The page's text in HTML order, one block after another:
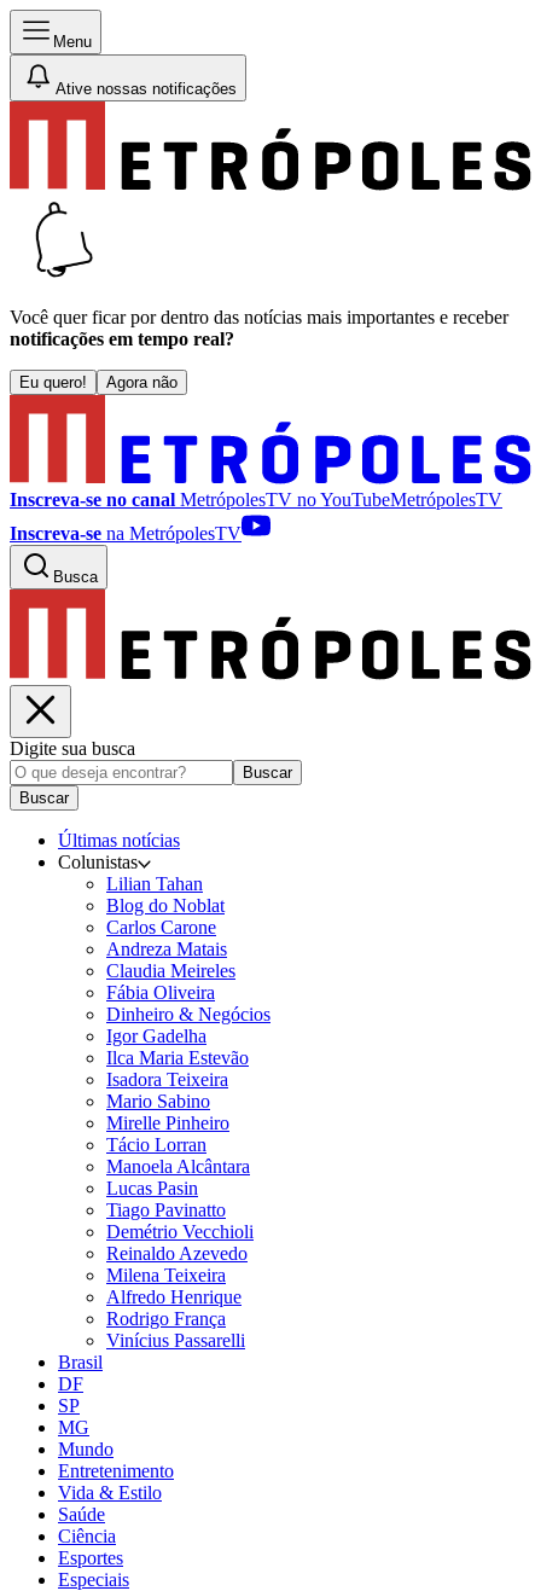
Menu
Ative nossas notificações
Você quer ficar por dentro das notícias mais importantes e receber
notificações em tempo real?
Eu quero! Agora não
Inscreva-se no canal MetrópolesTV noYouTubeMetrópolesTV
Inscreva-se na MetrópolesTV
Busca
Digite sua busca
Buscar
Buscar
Últimas notícias
Colunistas
Lilian Tahan
Blog do Noblat
Carlos Carone
Andreza Matais
Claudia Meireles
Fábia Oliveira
Dinheiro & Negócios
Igor Gadelha
Ilca Maria Estevão
Isadora Teixeira
Mario Sabino
Mirelle Pinheiro
Tácio Lorran
Manoela Alcântara
Lucas Pasin
Tiago Pavinatto
Demétrio Vecchioli
Reinaldo Azevedo
Milena Teixeira
Alfredo Henrique
Rodrigo França
Vinícius Passarelli
Brasil
DF
SP
MG
Mundo
Entretenimento
Vida & Estilo
Saúde
Ciência
Esportes
Especiais